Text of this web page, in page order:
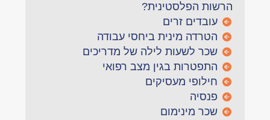
הרשות הפלסטינית?
עובדים זרים
הטרדה מינית ביחסי עבודה
שכר לשעות לילה של מדריכים
התפטרות בגין מצב רפואי
חילופי מעסיקים
פנסיה
שכר מינימום